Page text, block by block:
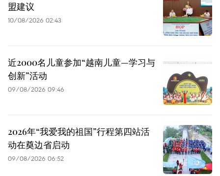
盟建议
10/08/2026 02:43
近2000名儿童参加“越南儿童—学习与
创新”活动
09/08/2026 09:46
2026年“我爱我的祖国”行程第四站活
动在奠边省启动
09/08/2026 06:52